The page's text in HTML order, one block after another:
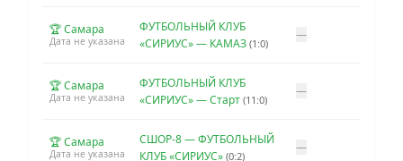
🏆 Самара
Дата не указана
ФУТБОЛЬНЫЙ КЛУБ
«СИРИУС» — КАМАЗ (1:0)
—
🏆 Самара
Дата не указана
ФУТБОЛЬНЫЙ КЛУБ
«СИРИУС» — Старт (11:0)
—
🏆 Самара
Дата не указана
СШОР-8 — ФУТБОЛЬНЫЙ
КЛУБ «СИРИУС» (0:2)
—